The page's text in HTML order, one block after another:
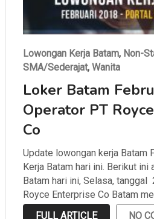
Lowongan Kerja Batam, Non-
SMA/Sederajat, Wanita
Loker Batam
Operator PT
Co
Update lowongan kerja Batam
Kerja Batam hari ini. Berikut ini
Batam hari ini, Selasa, tanggal
Royce Enterprise Co Batam
perusahaan manufacturer dari
FULL ARTICLE NO